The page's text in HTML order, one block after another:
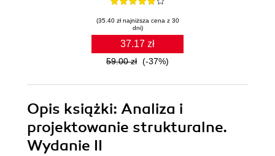
(35.40 zł najniższa cena z 30
dni)
37.17 zł
59.00 zł (-37%)
Opis książki: Analiza i
projektowanie strukturalne.
Wydanie II